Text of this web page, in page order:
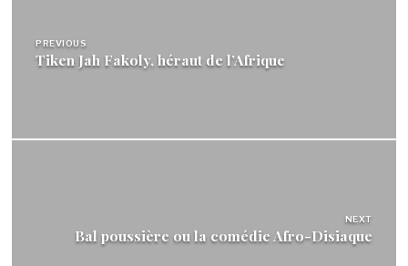
l’article
PREVIOUS
Tiken Jah Fakoly, héraut de l’Afrique
NEXT
Bal poussière ou la comédie Afro-Disiaque